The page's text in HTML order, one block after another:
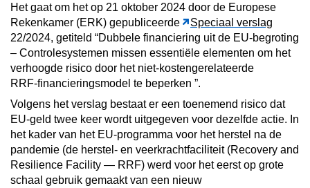
Het gaat om het op 21 oktober 2024 door de Europese
Rekenkamer (ERK) gepubliceerde
Speciaal verslag
22/2024, getiteld “Dubbele financiering uit de EU‑begroting
– Controlesystemen missen essentiële elementen om het
verhoogde risico door het niet‑kostengerelateerde
RRF‑financieringsmodel te beperken ”.
Volgens het verslag bestaat er een toenemend risico dat
EU-geld twee keer wordt uitgegeven voor dezelfde actie. In
het kader van het EU-programma voor het herstel na de
pandemie (de herstel- en veerkrachtfaciliteit (Recovery and
Resilience Facility — RRF) werd voor het eerst op grote
schaal gebruik gemaakt van een nieuw